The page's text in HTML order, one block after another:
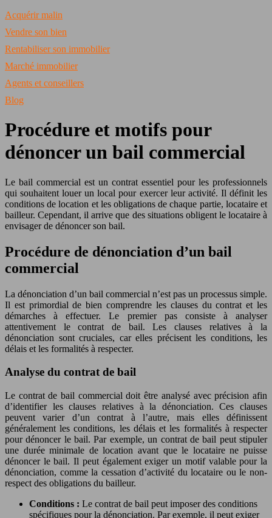
Acquérir malin
Vendre son bien
Rentabiliser son immobilier
Marché immobilier
Agents et conseillers
Blog
Procédure et motifs pour
dénoncer un bail commercial
Le bail commercial est un contrat essentiel pour les professionnels
qui souhaitent louer un local pour exercer leur activité. Il définit les
conditions de location et les obligations de chaque partie, locataire et
bailleur. Cependant, il arrive que des situations obligent le locataire à
envisager de dénoncer son bail.
Procédure de dénonciation d’un bail
commercial
La dénonciation d’un bail commercial n’est pas un processus simple.
Il est primordial de bien comprendre les clauses du contrat et les
démarches à effectuer. Le premier pas consiste à analyser
attentivement le contrat de bail. Les clauses relatives à la
dénonciation sont cruciales, car elles précisent les conditions, les
délais et les formalités à respecter.
Analyse du contrat de bail
Le contrat de bail commercial doit être analysé avec précision afin
d’identifier les clauses relatives à la dénonciation. Ces clauses
peuvent varier d’un contrat à l’autre, mais elles définissent
généralement les conditions, les délais et les formalités à respecter
pour dénoncer le bail. Par exemple, un contrat de bail peut stipuler
une durée minimale de location avant que le locataire ne puisse
dénoncer le bail. Il peut également exiger un motif valable pour la
dénonciation, comme la cessation d’activité du locataire ou le non-
respect des obligations du bailleur.
Conditions : Le contrat de bail peut imposer des conditions
spécifiques pour la dénonciation. Par exemple, il peut exiger